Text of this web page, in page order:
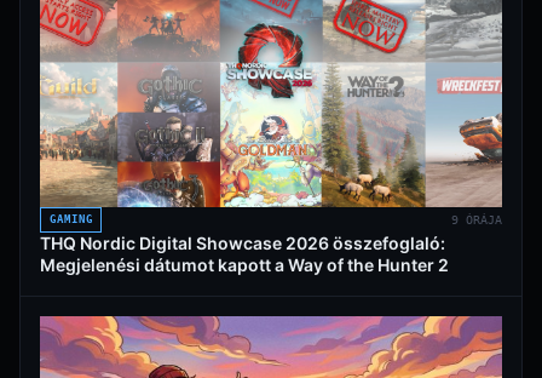
GAMING 9 ÓRÁJA
THQ Nordic Digital Showcase 2026 összefoglaló:
Megjelenési dátumot kapott a Way of the Hunter 2